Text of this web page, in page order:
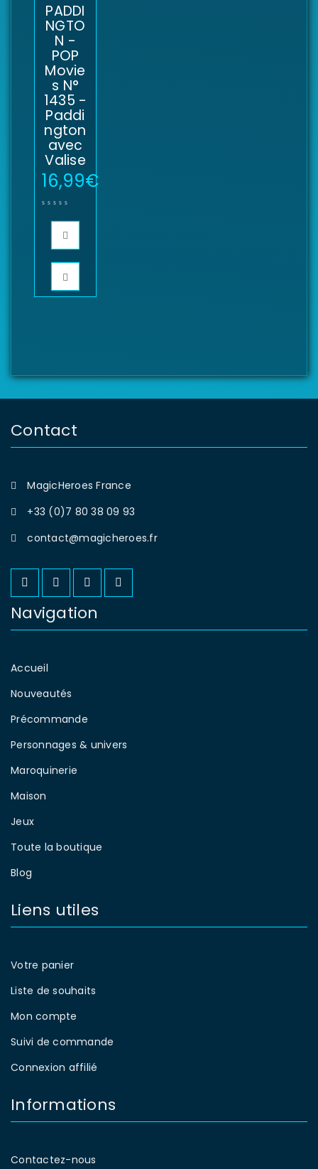
PADDI
NGTO
N -
POP
Movie
s N°
1435 -
Paddi
ngton
avec
Valise
16,99€
Contact
MagicHeroes France
+33 (0)7 80 38 09 93
contact@magicheroes.fr
Navigation
Accueil
Nouveautés
Précommande
Personnages & univers
Maroquinerie
Maison
Jeux
Toute la boutique
Blog
Liens utiles
Votre panier
Liste de souhaits
Mon compte
Suivi de commande
Connexion affilié
Informations
Contactez-nous